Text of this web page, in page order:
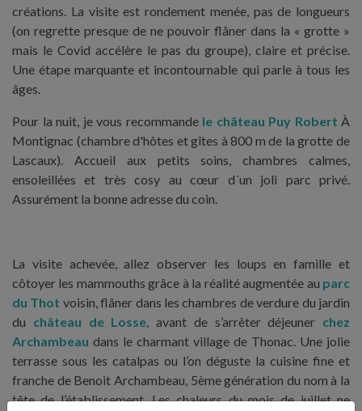
créations. La visite est rondement menée, pas de longueurs
(on regrette presque de ne pouvoir flâner dans la « grotte »
mais le Covid accélère le pas du groupe), claire et précise.
Une étape marquante et incontournable qui parle à tous les
âges.
Pour la nuit, je vous recommande le château Puy Robert À
Montignac (chambre d'hôtes et gîtes à 800 m de la grotte de
Lascaux). Accueil aux petits soins, chambres calmes,
ensoleillées et très cosy au cœur d´un joli parc privé.
Assurément la bonne adresse du coin.
La visite achevée, allez observer les loups en famille et
côtoyer les mammouths grâce à la réalité augmentée au parc
du Thot voisin, flâner dans les chambres de verdure du jardin
du château de Losse, avant de s’arrêter déjeuner chez
Archambeau dans le charmant village de Thonac. Une jolie
terrasse sous les catalpas ou l’on déguste la cuisine fine et
franche de Benoit Archambeau, 5ème génération du nom à la
tête de l’établissement. Les chaleurs du mois de juillet ne